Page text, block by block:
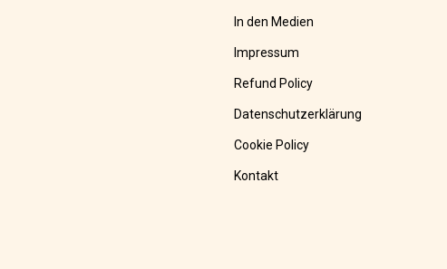
In den Medien
Impressum
Refund Policy
Datenschutzerklärung
Cookie Policy
Kontakt